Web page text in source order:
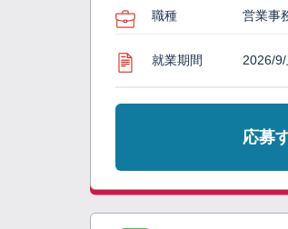
職種 営業事
就業期間 2026/9/
応募